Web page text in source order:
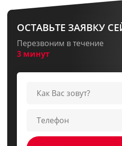
ОСТАВЬТЕ ЗАЯВКУ
Перезвоним в течение
3 минут